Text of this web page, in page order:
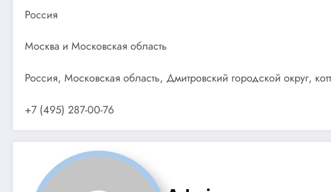
Россия
Москва и Московская область
Россия, Московская область, Дмитровский городской округ,
+7 (495) 287-00-76